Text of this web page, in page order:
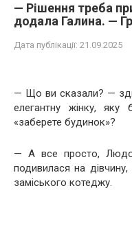
— Рішення треба
додала Галина. —
Дата публікації: 21.09.2025
— Що ви сказали? —
елегантну жінку,
«заберете будинок»?
— А все просто,
подивилася на
заміського котеджу.